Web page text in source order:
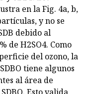
en la Fig. 4a, b,
y no se
debido al
de H2SO4. Como
del ozono, la
tiene algunos
al área de